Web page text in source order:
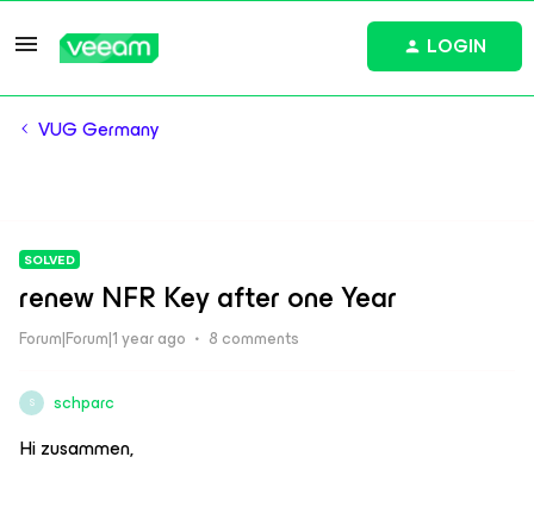
LOGIN
VUG Germany
SOLVED
renew NFR Key after one Year
Forum|Forum|1 year ago 8 comments
S schparc
Hi zusammen,